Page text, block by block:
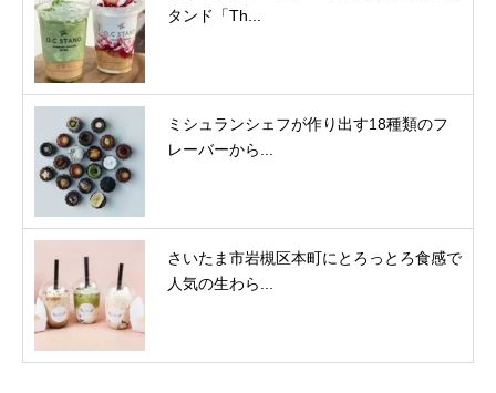
タンド「Th...
ミシュランシェフが作り出す18種類のフ
レーバーから...
さいたま市岩槻区本町にとろっとろ食感で
人気の生わら...